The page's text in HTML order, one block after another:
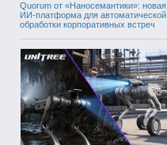
Quorum от «Наносемантики»: новая
ИИ-платформа для автоматической
обработки корпоративных встреч